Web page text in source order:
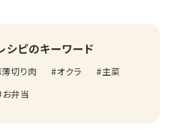
シピのキーワード
切り肉 オクラ
主菜
お弁当